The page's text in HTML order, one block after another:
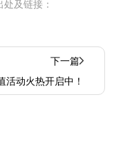
及链接：
下一篇
活动火热开启中！